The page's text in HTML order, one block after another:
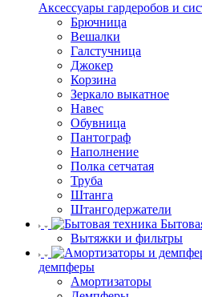
Аксессуары гардеробов и
Брючница
Вешалки
Галстучница
Джокер
Корзина
Зеркало выкатное
Навес
Обувница
Пантограф
Наполнение
Полка сетчатая
Труба
Штанга
Штангодержатели
Вытяжки и фильтры
демпферы
Амортизаторы